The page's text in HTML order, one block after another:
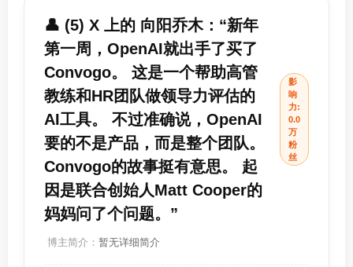
👤 (5) X 上的 向阳乔木：“新年
第一周，OpenAI就出手了买了
Convogo。 这是一个帮助高管
教练和HR团队做领导力评估的
AI工具。 不过准确说，OpenAI
要的不是产品，而是整个团队。
Convogo的故事挺有意思。 起
因是联合创始人Matt Cooper的
妈妈问了个问题。”
影
响
力:
0.0
万
粉
丝
博主简介： 暂无详细简介